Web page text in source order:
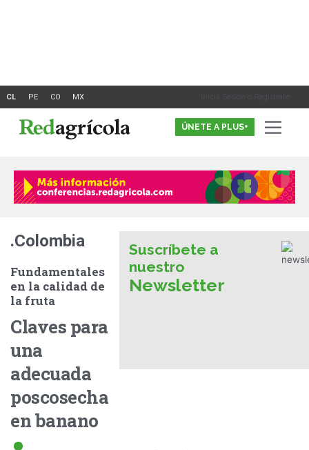
Inicia Sesión o Registrate
ÚNETE A PLUS+
.Colombia
Fundamentales
en la calidad de
la fruta
Claves para
una
adecuada
poscosecha
en banano
Suscríbete a
nuestro
Newsletter